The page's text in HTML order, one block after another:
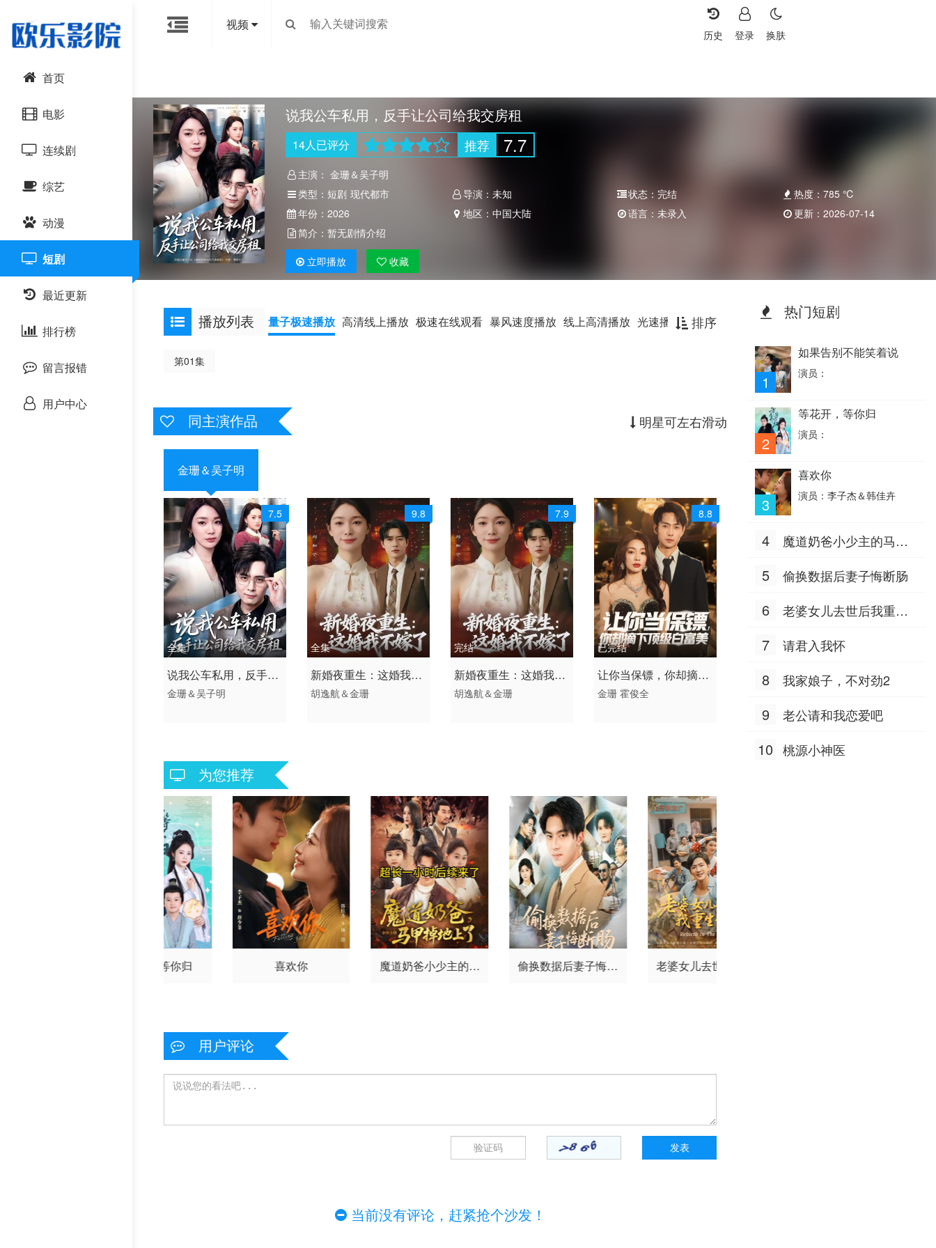
视频
换肤
登录
历史
首页
电影
动作片
喜剧片
爱情片
科幻片
恐怖片
剧情片
战争片
悬疑片
连续剧
国产剧
港台剧
日韩剧
欧美剧
泰国剧
综艺
大陆综艺
日韩综艺
港台综艺
欧美综艺
动漫
国产动漫
日韩动漫
欧美动漫
短剧
最近更新
排行榜
留言报错
用户中心
说我公车私用，反手让公司给我交房租
14人已评分 推荐 7.7
主演： 金珊＆吴子明
类型： 短剧 现代都市 导演：未知 状态： 完结 热度： 785℃
年份： 2026 地区：中国大陆 语言：未录入 更新： 2026-07-14
简介： 暂无剧情介绍
立即播放 收藏
播放列表 排序
量子极速播放 高清线上播放 极速在线观看 暴风速度播放 线上高清播放 光速播放
第01集
同主演作品 明星可左右滑动
金珊＆吴子明
7.5
全集
2026 / 中国大陆 /
短剧 现代都市 国产
说我公车私用，反手让
公司给我交房租
金珊＆吴子明
9.8
全集
2026 / 中国大陆 /
短剧 现代都市 国产
新婚夜重生：这婚我不
嫁了
胡逸航＆金珊
7.9
完结
2026 / 中国大陆 /
短剧 现代都市
新婚夜重生：这婚我不
嫁了
胡逸航＆金珊
8.8
已完结
2026 / 中国大陆 / 普通话
短剧
让你当保镖，你却摘下
顶级白富美
金珊 霍俊全
为您推荐
等花开，等你归 喜欢你
魔道奶爸小少主的马
偷换数据后妻子悔断
老婆女儿去世后我重
用户评论
当前没有评论，赶紧抢个沙发！
热门短剧
1
如果告别不能笑着说
演员：
2
等花开，等你归
演员：
3
喜欢你
演员：李子杰＆韩佳卉
4
魔道奶爸小少主的马甲
5 偷换数据后妻子悔断肠
6
老婆女儿去世后我重生
7 请君入我怀
8 我家娘子，不对劲2
9 老公请和我恋爱吧
10 桃源小神医